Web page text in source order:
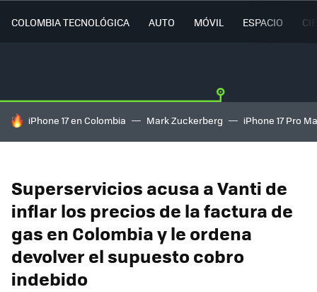
COLOMBIA TECNOLÓGICA AUTO MÓVIL ESPACIO
HOY SE HABLA DE
iPhone 17 en Colombia Mark Zuckerberg iPhone 17 Pro
Superservicios acusa a Vanti de
inflar los precios de la factura de
gas en Colombia y le ordena
devolver el supuesto cobro
indebido